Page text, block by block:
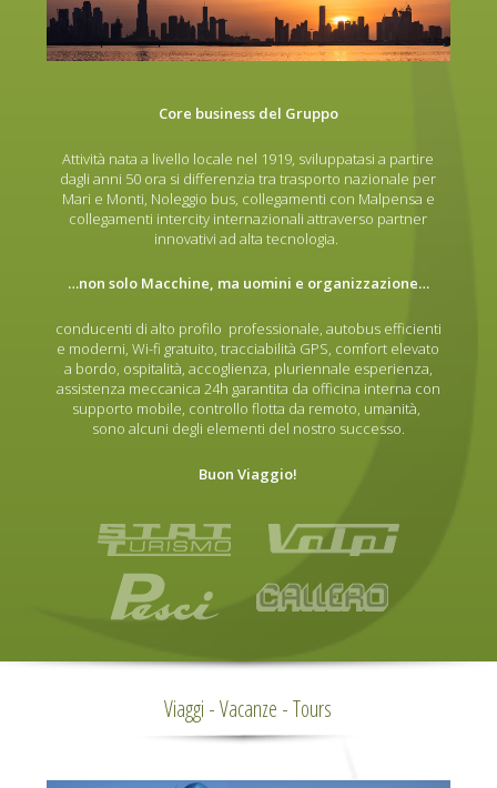
Core business del Gruppo
Attività nata a livello locale nel 1919, sviluppatasi a partire
dagli anni 50 ora si differenzia tra trasporto nazionale per
Mari e Monti, Noleggio bus, collegamenti con Malpensa e
collegamenti intercity internazionali attraverso partner
innovativi ad alta tecnologia.
…non solo Macchine, ma uomini e organizzazione…
conducenti di alto profilo professionale, autobus efficienti
e moderni, Wi-fi gratuito, tracciabilità GPS, comfort elevato
a bordo, ospitalità, accoglienza, pluriennale esperienza,
assistenza meccanica 24h garantita da officina interna con
supporto mobile, controllo flotta da remoto, umanità,
sono alcuni degli elementi del nostro successo.
Buon Viaggio!
Viaggi - Vacanze - Tours